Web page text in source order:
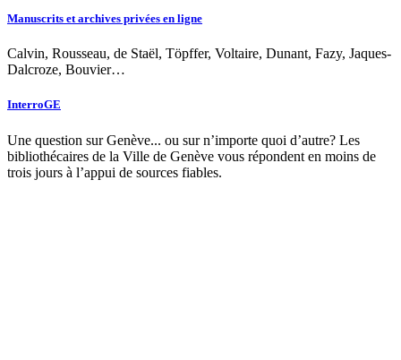
Manuscrits et archives privées en ligne
Calvin, Rousseau, de Staël, Töpffer, Voltaire, Dunant, Fazy, Jaques-
Dalcroze, Bouvier…
InterroGE
Une question sur Genève... ou sur n’importe quoi d’autre? Les
bibliothécaires de la Ville de Genève vous répondent en moins de
trois jours à l’appui de sources fiables.